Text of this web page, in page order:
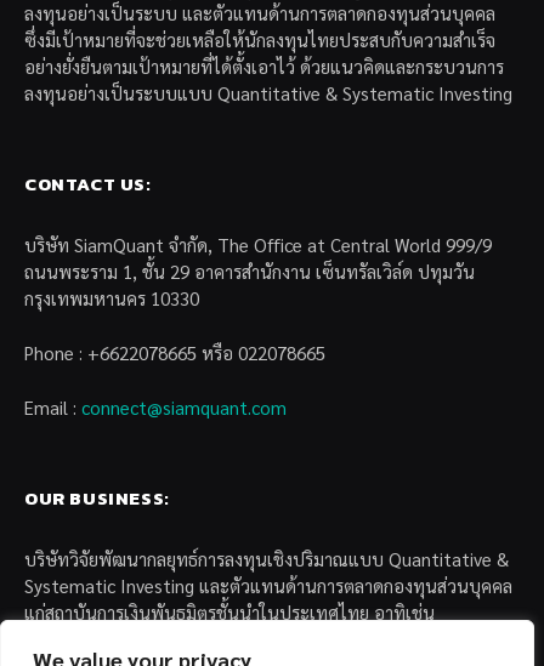
We value your privacy
ลงทุนอย่างเป็นระบบ และตัวแทนด้านการตลาดกองทุนส่วนบุคคล
ซึ่งมีเป้าหมายที่จะช่วยเหลือให้นักลงทุนไทยประสบกับความสำเร็จ
อย่างยั่งยืนตามเป้าหมายที่ได้ตั้งเอาไว้ ด้วยแนวคิดและกระบวนการ
ลงทุนอย่างเป็นระบบแบบ Quantitative & Systematic Investing
CONTACT US:
บริษัท SiamQuant จำกัด, The Office at Central World 999/9
ถนนพระราม 1, ชั้น 29 อาคารสำนักงาน เซ็นทรัลเวิล์ด ปทุมวัน
กรุงเทพมหานคร 10330
Phone : +6622078665 หรือ 022078665
Email : connect@siamquant.com
OUR BUSINESS:
บริษัทวิจัยพัฒนากลยุทธ์การลงทุนเชิงปริมาณแบบ Quantitative &
Systematic Investing และตัวแทนด้านการตลาดกองทุนส่วนบุคคล
แก่สถาบันการเงินพันธมิตรชั้นนำในประเทศไทย อาทิเช่น